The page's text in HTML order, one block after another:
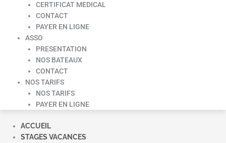
CERTIFICAT MEDICAL
CONTACT
PAYER EN LIGNE
ASSO
PRESENTATION
NOS BATEAUX
CONTACT
NOS TARIFS
NOS TARIFS
PAYER EN LIGNE
ACCUEIL
STAGES VACANCES